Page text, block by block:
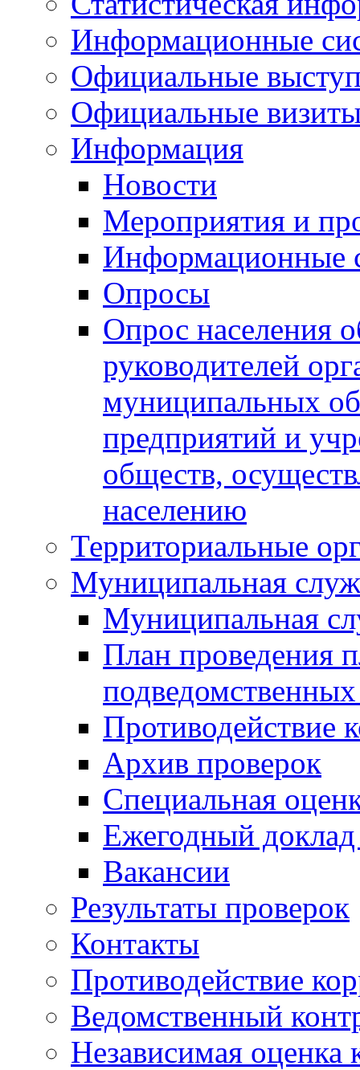
Информационные
Официальные
Официальные
Информация
Новости
Мероприятия и
Информационные
Опросы
Опрос населения
руководителей
муниципальных
предприятий и
обществ,
населению
Территориальные
Муниципальная
Муниципальная
План проведения
Противодействие
Архив проверок
Специальная
Ежегодный
Вакансии
Результаты проверок
Контакты
Противодействие
Ведомственный
Независимая оценка